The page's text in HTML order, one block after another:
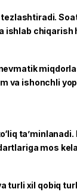
ishlab
va ishonchli
ta’minlanadi.
mos
turli xil qobiq